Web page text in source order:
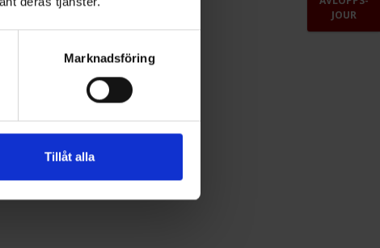
Marknadsföring
Tillåt alla
JOUR